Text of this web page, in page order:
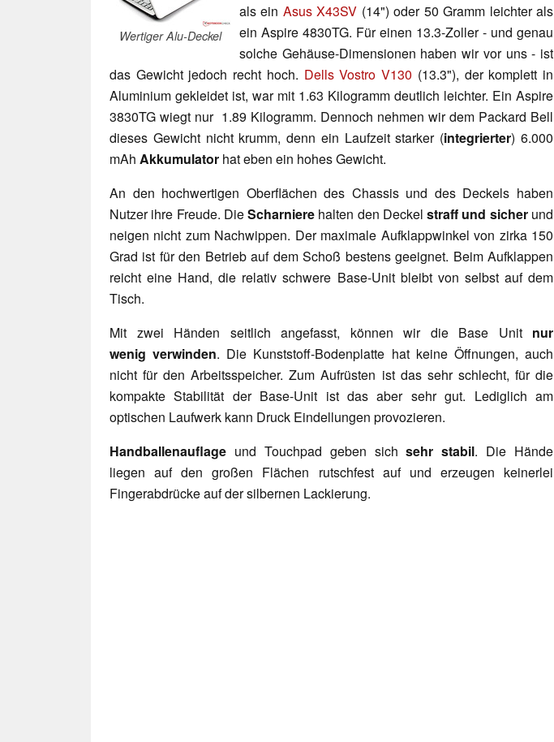
Wertiger Alu-Deckel
als ein Asus X43SV (14") oder 50 Gramm leichter als
ein Aspire 4830TG. Für einen 13.3-Zoller - und genau
solche Gehäuse-Dimensionen haben wir vor uns - ist
das Gewicht jedoch recht hoch. Dells Vostro V130 (13.3"), der komplett in
Aluminium gekleidet ist, war mit 1.63 Kilogramm deutlich leichter. Ein Aspire
3830TG wiegt nur 1.89 Kilogramm. Dennoch nehmen wir dem Packard Bell
dieses Gewicht nicht krumm, denn ein Laufzeit starker (integrierter) 6.000
mAh Akkumulator hat eben ein hohes Gewicht.
An den hochwertigen Oberflächen des Chassis und des Deckels haben
Nutzer ihre Freude. DieScharniere halten den Deckelstraff und sicher und
neigen nicht zum Nachwippen. Der maximale Aufklappwinkel von zirka 150
Grad ist für den Betrieb auf dem Schoß bestens geeignet. Beim Aufklappen
reicht eine Hand, die relativ schwere Base-Unit bleibt von selbst auf dem
Tisch.
Mit zwei Händen seitlich angefasst, können wir die Base Unit nur
wenig verwinden. Die Kunststoff-Bodenplatte hat keine Öffnungen, auch
nicht für den Arbeitsspeicher. Zum Aufrüsten ist das sehr schlecht, für die
kompakte Stabilität der Base-Unit ist das aber sehr gut. Lediglich am
optischen Laufwerk kann Druck Eindellungen provozieren.
Handballenauflage und Touchpad geben sichsehr stabil. Die Hände
liegen auf den großen Flächen rutschfest auf und erzeugen keinerlei
Fingerabdrücke auf der silbernen Lackierung.